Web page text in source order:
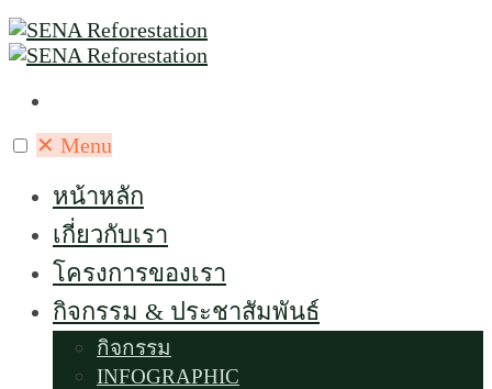
✕ Menu
หน้าหลัก
เกี่ยวกับเรา
โครงการของเรา
กิจกรรม & ประชาสัมพันธ์
กิจกรรม
INFOGRAPHIC